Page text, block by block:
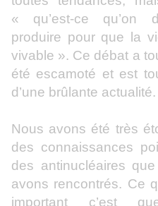
« qu’est-ce qu’on
produire pour que la
vivable ». Ce débat a
été escamoté et est
d’une brûlante actualité.
Nous avons été très
des connaissances
des antinucléaires
avons rencontrés. Ce
important c’est